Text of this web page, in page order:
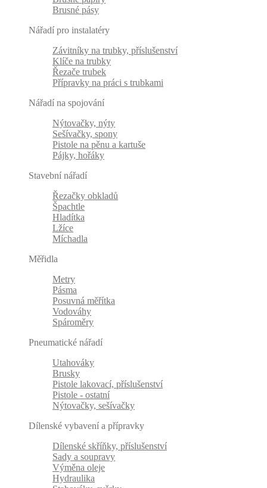
Brusné pásy
Nářadí pro instalatéry
Závitníky na trubky, příslušenství
Klíče na trubky
Řezače trubek
Přípravky na práci s trubkami
Nářadí na spojování
Nýtovačky, nýty
Sešívačky, spony
Pistole na pěnu a kartuše
Pájky, hořáky
Stavební nářadí
Řezačky obkladů
Špachtle
Hladítka
Lžíce
Míchadla
Měřidla
Metry
Pásma
Posuvná měřítka
Vodováhy
Spároměry
Pneumatické nářadí
Utahováky
Brusky
Pistole lakovací, příslušenství
Pistole - ostatní
Nýtovačky, sešívačky
Dílenské vybavení a přípravky
Dílenské skříňky, příslušenství
Sady a soupravy
Výměna oleje
Hydraulika